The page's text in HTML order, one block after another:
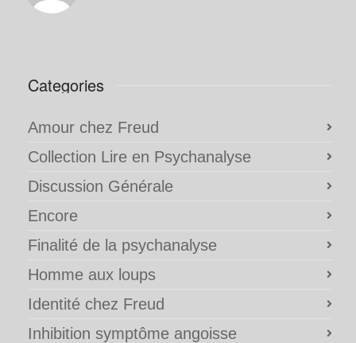
Categories
Amour chez Freud
Collection Lire en Psychanalyse
Discussion Générale
Encore
Finalité de la psychanalyse
Homme aux loups
Identité chez Freud
Inhibition symptôme angoisse